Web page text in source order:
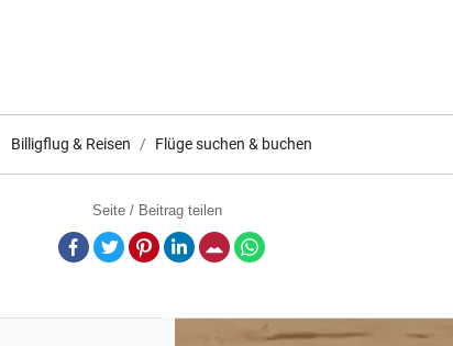
Billigflug & Reisen Flüge suchen & buchen
Seite / Beitrag teilen
Facebook
TwitterPinterestLinkedInE-Mail